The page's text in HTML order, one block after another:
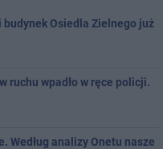
Osiedla Zielnego już
ruchu wpadło w ręce policji.
Według analizy Onetu nasze